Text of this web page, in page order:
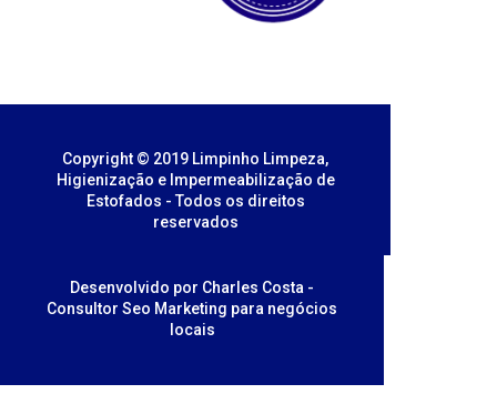
Copyright © 2019 Limpinho Limpeza,
Higienização e Impermeabilização de
Estofados - Todos os direitos
reservados
Desenvolvido por Charles Costa -
Consultor Seo Marketing para negócios
locais